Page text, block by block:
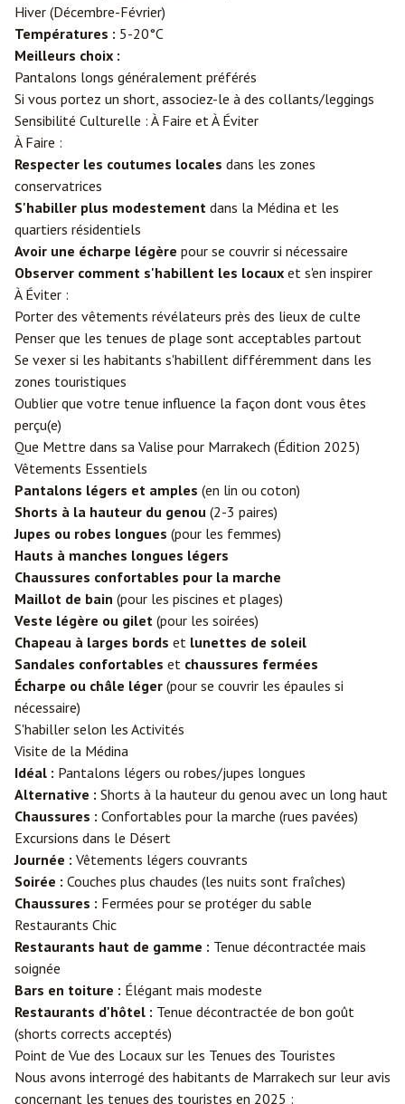
Hiver (Décembre-Février)
Températures : 5-20°C
Meilleurs choix :
Pantalons longs généralement préférés
Si vous portez un short, associez-le à des collants/leggings
Sensibilité Culturelle : À Faire et À Éviter
À Faire :
Respecter les coutumes locales dans les zones
conservatrices
S'habiller plus modestement dans la Médina et les
quartiers résidentiels
Avoir une écharpe légère pour se couvrir si nécessaire
Observer comment s'habillent les locaux et s'en inspirer
À Éviter :
Porter des vêtements révélateurs près des lieux de culte
Penser que les tenues de plage sont acceptables partout
Se vexer si les habitants s'habillent différemment dans les
zones touristiques
Oublier que votre tenue influence la façon dont vous êtes
perçu(e)
Que Mettre dans sa Valise pour Marrakech (Édition 2025)
Vêtements Essentiels
Pantalons légers et amples (en lin ou coton)
Shorts à la hauteur du genou (2-3 paires)
Jupes ou robes longues (pour les femmes)
Hauts à manches longues légers
Chaussures confortables pour la marche
Maillot de bain (pour les piscines et plages)
Veste légère ou gilet (pour les soirées)
Chapeau à larges bords et lunettes de soleil
Sandales confortables et chaussures fermées
Écharpe ou châle léger (pour se couvrir les épaules si
nécessaire)
S'habiller selon les Activités
Visite de la Médina
Idéal : Pantalons légers ou robes/jupes longues
Alternative : Shorts à la hauteur du genou avec un long haut
Chaussures : Confortables pour la marche (rues pavées)
Excursions dans le Désert
Journée : Vêtements légers couvrants
Soirée : Couches plus chaudes (les nuits sont fraîches)
Chaussures : Fermées pour se protéger du sable
Restaurants Chic
Restaurants haut de gamme : Tenue décontractée mais
soignée
Bars en toiture : Élégant mais modeste
Restaurants d'hôtel : Tenue décontractée de bon goût
(shorts corrects acceptés)
Point de Vue des Locaux sur les Tenues des Touristes
Nous avons interrogé des habitants de Marrakech sur leur avis
concernant les tenues des touristes en 2025 :